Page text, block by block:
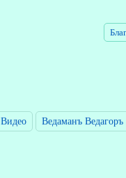
Видео Ведаманъ Ведагоръ